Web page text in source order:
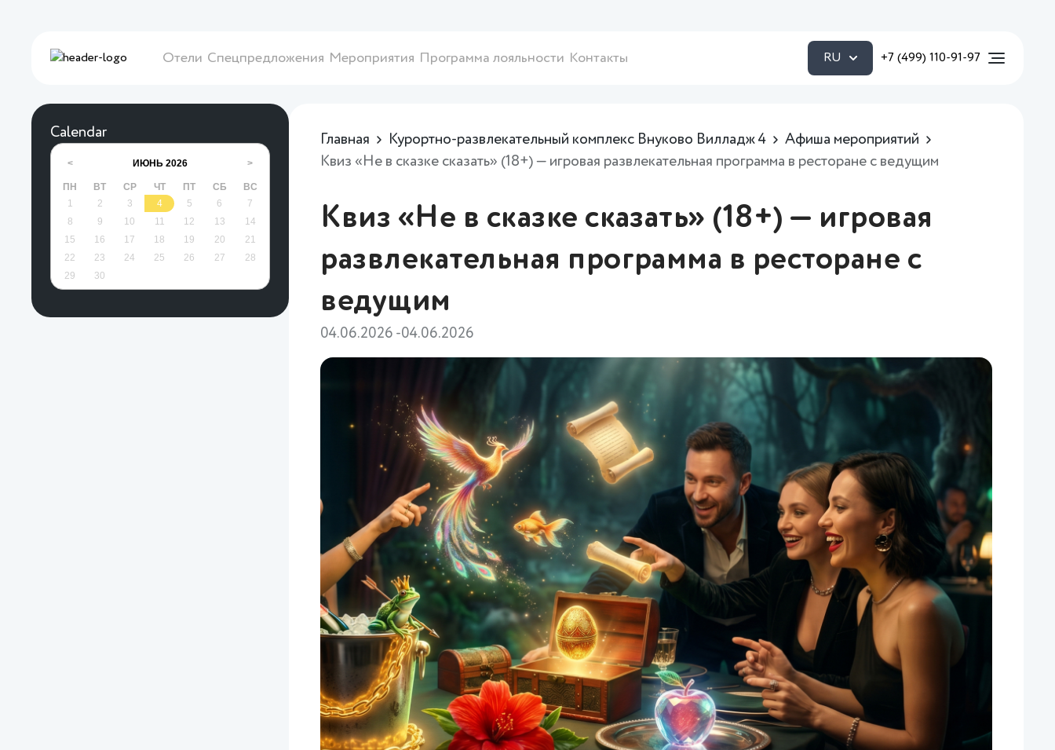
Отели Спецпредложения Мероприятия Программа лояльности Контакты RU +7 (499) 110-91-97
Calendar
< ИЮНЬ 2026 >
ПН ВТ СР ЧТ ПТ СБ
ВС
1
2 3 4 5 6
7
8
9 10 11 12 13
14
15
16 17 18 19 20
21
22
23 24 25 26 27
28
29
30
Главная Курортно-развлекательный комплекс Внуково Вилладж 4
Афиша мероприятий
Квиз «Не в сказке сказать» (18+) — игровая развлекательная программа в ресторане с ведущим
Квиз «Не в сказке сказать» (18+) — игровая
развлекательная программа в ресторане с
ведущим
04.06.2026 -04.06.2026